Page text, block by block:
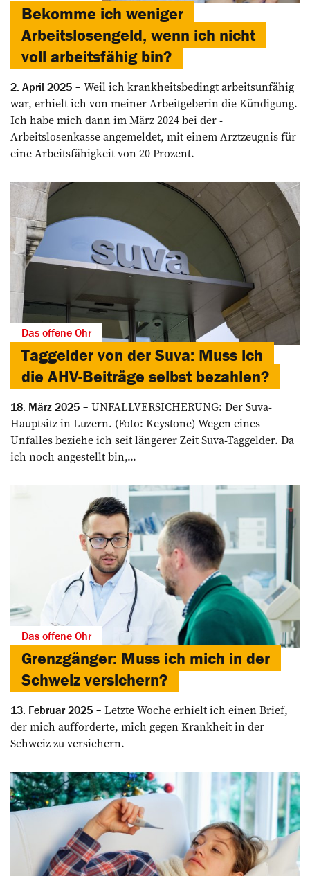
Bekomme ich weniger
Arbeitslosengeld, wenn ich nicht
voll arbeitsfähig bin?
2. April 2025
Weil ich krankheitsbedingt arbeits­unfähig
war, erhielt ich von meiner ­Arbeitgeberin die Kündigung.
Ich habe mich dann im März 2024 bei der ­
Arbeitslosenkasse angemeldet, mit ­einem Arztzeugnis für
eine Arbeitsfähigkeit von 20 Prozent.
Das offene Ohr
Taggelder von der Suva: Muss ich
die AHV-Beiträge selbst bezahlen?
18. März 2025
UNFALLVERSICHERUNG: Der Suva-
Hauptsitz in Luzern. (Foto: Keystone) Wegen eines
Unfalles beziehe ich seit längerer Zeit Suva-Taggelder. Da
ich noch angestellt bin,...
Das offene Ohr
Grenzgänger: Muss ich mich in der
Schweiz versichern?
13. Februar 2025
Letzte Woche erhielt ich einen Brief,
der mich aufforderte, mich gegen Krankheit in der
Schweiz zu ver­sichern.